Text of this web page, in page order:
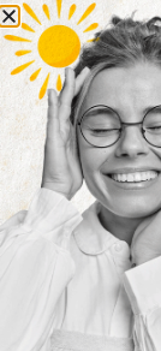
sino que se
campeones!»